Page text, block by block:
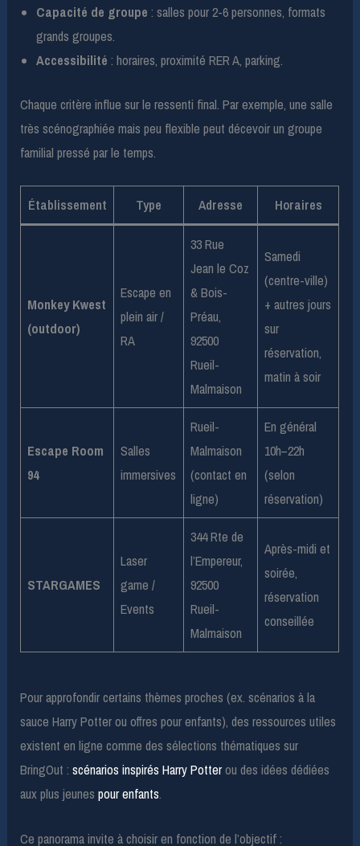
Capacité de groupe : salles pour 2-6 personnes, formats
grands groupes.
Accessibilité : horaires, proximité RER A, parking.
Chaque critère influe sur le ressenti final. Par exemple, une salle
très scénographiée mais peu flexible peut décevoir un groupe
familial pressé par le temps.
Établissement Type Adresse Horaires
Monkey Kwest
(outdoor)
Escape en
plein air /
RA
33 Rue
Jean le Coz
& Bois-
Préau,
92500
Rueil-
Malmaison
Samedi
(centre-ville)
+ autres jours
sur
réservation,
matin à soir
Escape Room
94
Salles
immersives
Rueil-
Malmaison
(contact en
ligne)
En général
10h–22h
(selon
réservation)
STARGAMES
Laser
game /
Events
344 Rte de
l’Empereur,
92500
Rueil-
Malmaison
Après-midi et
soirée,
réservation
conseillée
Pour approfondir certains thèmes proches (ex. scénarios à la
sauce Harry Potter ou offres pour enfants), des ressources utiles
existent en ligne comme des sélections thématiques sur
BringOut :scénarios inspirés Harry Potterou des idées dédiées
aux plus jeunespour enfants.
Ce panorama invite à choisir en fonction de l’objectif :